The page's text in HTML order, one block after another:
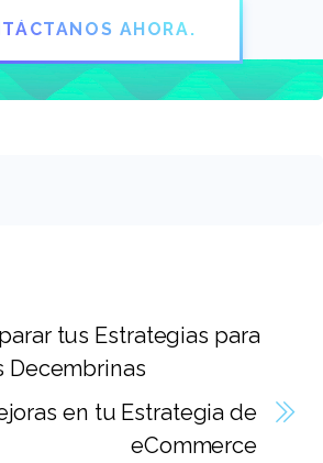
AHORA.
tus Estrategias para
Decembrinas
en tu Estrategia de
eCommerce